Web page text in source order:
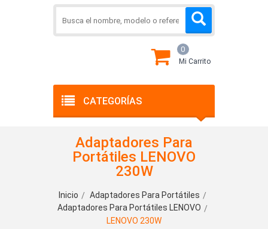
CATEGORÍAS
0
Mi Carrito
Adaptadores Para
Portátiles LENOVO
230W
Inicio
Adaptadores Para Portátiles
Adaptadores Para Portátiles LENOVO
LENOVO 230W